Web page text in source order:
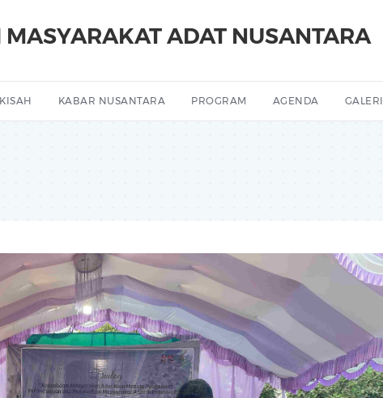
ADAT NUSANTARA
KISAH KABAR NUSANTARA PROGRAM AGENDA GALERI